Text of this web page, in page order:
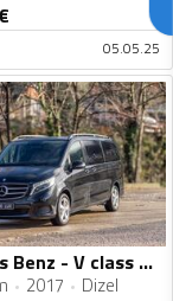
05.05.25
Mercedes Benz - V class - V220 d
2017 Dizel